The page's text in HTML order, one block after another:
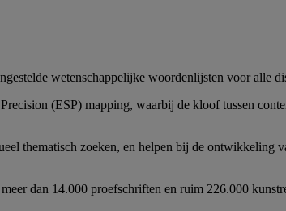
wetenschappelijke woordenlijsten voor alle
(ESP) mapping, waarbij de kloof tussen
thematisch zoeken, en helpen bij de ontwikkeling
dan 14.000 proefschriften en ruim 226.000